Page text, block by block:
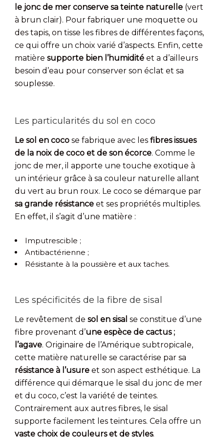
le jonc de mer conserve sa teinte naturelle (vert
à brun clair). Pour fabriquer une moquette ou
des tapis, on tisse les fibres de différentes façons,
ce qui offre un choix varié d’aspects. Enfin, cette
matière supporte bien l’humidité et a d’ailleurs
besoin d’eau pour conserver son éclat et sa
souplesse.
Les particularités du sol en coco
Le sol en coco se fabrique avec les fibres issues
de la noix de coco et de son écorce. Comme le
jonc de mer, il apporte une touche exotique à
un intérieur grâce à sa couleur naturelle allant
du vert au brun roux. Le coco se démarque par
sa grande résistance et ses propriétés multiples.
En effet, il s’agit d’une matière :
Imputrescible ;
Antibactérienne ;
Résistante à la poussière et aux taches.
Les spécificités de la fibre de sisal
Le revêtement de sol en sisal se constitue d’une
fibre provenant d’une espèce de cactus ;
l’agave. Originaire de l’Amérique subtropicale,
cette matière naturelle se caractérise par sa
résistance à l’usure et son aspect esthétique. La
différence qui démarque le sisal du jonc de mer
et du coco, c’est la variété de teintes.
Contrairement aux autres fibres, le sisal
supporte facilement les teintures. Cela offre un
vaste choix de couleurs et de styles.